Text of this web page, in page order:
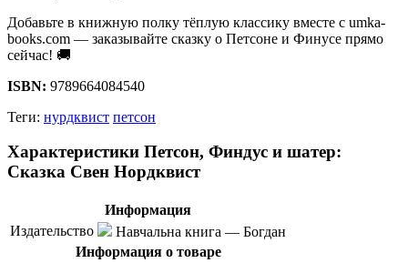
Добавьте в книжную полку тёплую классику вместе с umka-
books.com — заказывайте сказку о Петсоне и Финусе прямо
сейчас! 🚚
ISBN: 9789664084540
Теги: нурдквист петсон
Характеристики Петсон, Финдус и шатер:
Сказка Свен Нордквист
Информация
Издательство
Навчальна книга — Богдан
Информация о товаре